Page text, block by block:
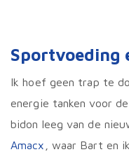
Sportvoeding
Ik hoef geen trap te
energie tanken voor
bidon leeg van de
Amacx , waar Bart en